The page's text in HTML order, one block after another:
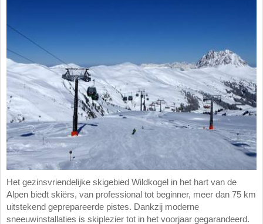
Het gezinsvriendelijke skigebied Wildkogel in het hart van de
Alpen biedt skiërs, van professional tot beginner, meer dan 75 km
uitstekend geprepareerde pistes. Dankzij moderne
sneeuwinstallaties is skiplezier tot in het voorjaar gegarandeerd.